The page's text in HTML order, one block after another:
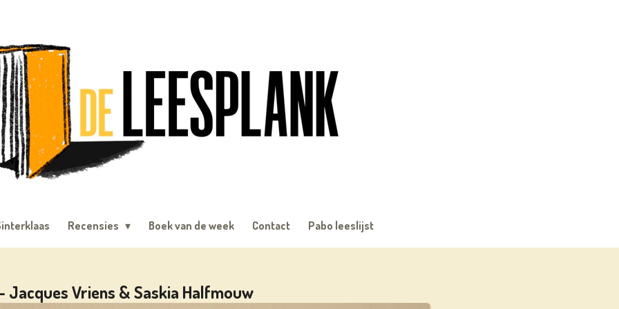
Recensies Boek van de week Contact Pabo leeslijst
Vriens & Saskia Halfmouw